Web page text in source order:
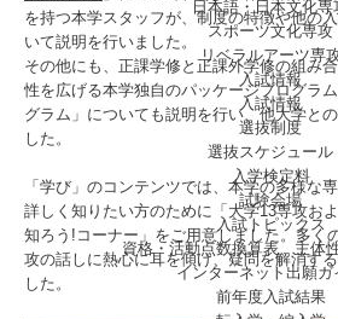
日本語・日本文化専
スポーツ文化専攻
リベラルアーツ専
入試情報
入試情報
選抜制度
選抜スケジュール
入学検定料
試験会場
入試トピックス
資格・活動点数換算表、主体
インターネット出願ガ
前年度入試結果
を持つ本学スタッフが、制度の特徴や他の
いて説明を行いました。
その他にも、正課学修と正課外学修の組み
性を広げる本学独自のパッケージプログラ
グラム」についても説明を行い、他大学と
した。
「学び」のコンテンツでは、本学の多様な
詳しく知りたい方のために「大学13専攻お
知ろう!コーナー」をご用意しました。多く
攻の話しに熱心に耳を傾け、疑問を解消す
した。